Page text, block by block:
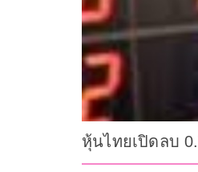
หุ้นไทยเปิดลบ